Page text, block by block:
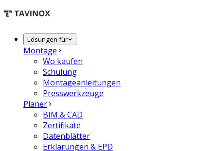
Lösungen für
Montage
Wo kaufen
Schulung
Montageanleitungen
Presswerkzeuge
Planer
BIM & CAD
Zertifikate
Datenblätter
Erklärungen & EPD